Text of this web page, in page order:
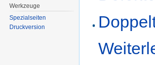
Werkzeuge
Spezialseiten
Druckversion